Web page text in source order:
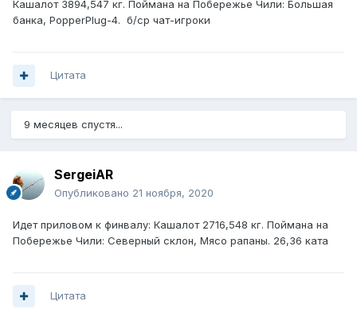
Кашалот 3894,547 кг. Поймана на Побережье Чили: Большая
банка, PopperPlug-4. б/ср чат-игроки
Цитата
9 месяцев спустя...
SergeiAR
Опубликовано 21 ноября, 2020
Идет приловом к финвалу: Кашалот 2716,548 кг. Поймана на
Побережье Чили: Северный склон, Мясо рапаны. 26,36 ката
Цитата